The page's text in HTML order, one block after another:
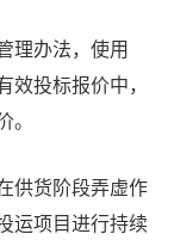
理办法，使用
投标报价中，
供货阶段弄虚作
运项目进行持续